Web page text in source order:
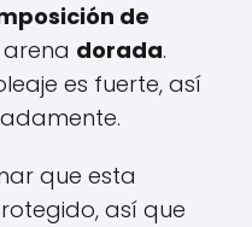
de
dorada.
es fuerte, así
que esta
así que